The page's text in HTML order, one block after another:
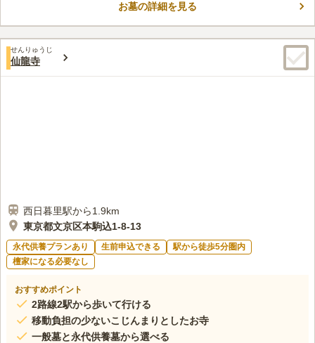
立つクスノキは、境内に緊張感を与え、荘厳な雰囲気を醸し出し
口コミ評価
この霊園はまだ誰からも評価されていません。
お墓の詳細を見る
せんりゅうじ
仙龍寺
西日暮里駅から1.9km
東京都文京区本駒込1-8-13
永代供養プランあり 生前申込できる
駅から徒歩5分圏内
檀家になる必要なし
おすすめポイント
2路線2駅から歩いて行ける
移動負担の少ないこじんまりとしたお寺
一般墓と永代供養墓から選べる